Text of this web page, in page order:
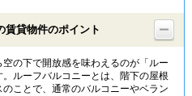
物件特集から
TOP
賃貸物件のポイント
の下で開放感を味わえるのが「ルー
ルーフバルコニーとは、階下の屋根
ことで、通常のバルコニーやベラン